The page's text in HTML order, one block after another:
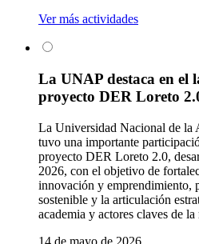
Ver más actividades
La UNAP destaca en el
proyecto DER Loreto
La Universidad Nacional de la
tuvo una importante
proyecto DER Loreto 2.0,
2026, con el objetivo de
innovación y emprendimiento,
sostenible y la articulación
academia y actores claves de
14 de mayo de 2026